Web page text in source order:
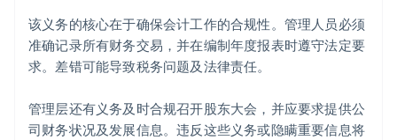
该义务的核心在于确保会计工作的合规性。管理人员必须
准确记录所有财务交易，并在编制年度报表时遵守法定要
求。差错可能导致税务问题及法律责任。
管理层还有义务及时合规召开股东大会，并应要求提供公
司财务状况及发展信息。违反这些义务或隐瞒重要信息将